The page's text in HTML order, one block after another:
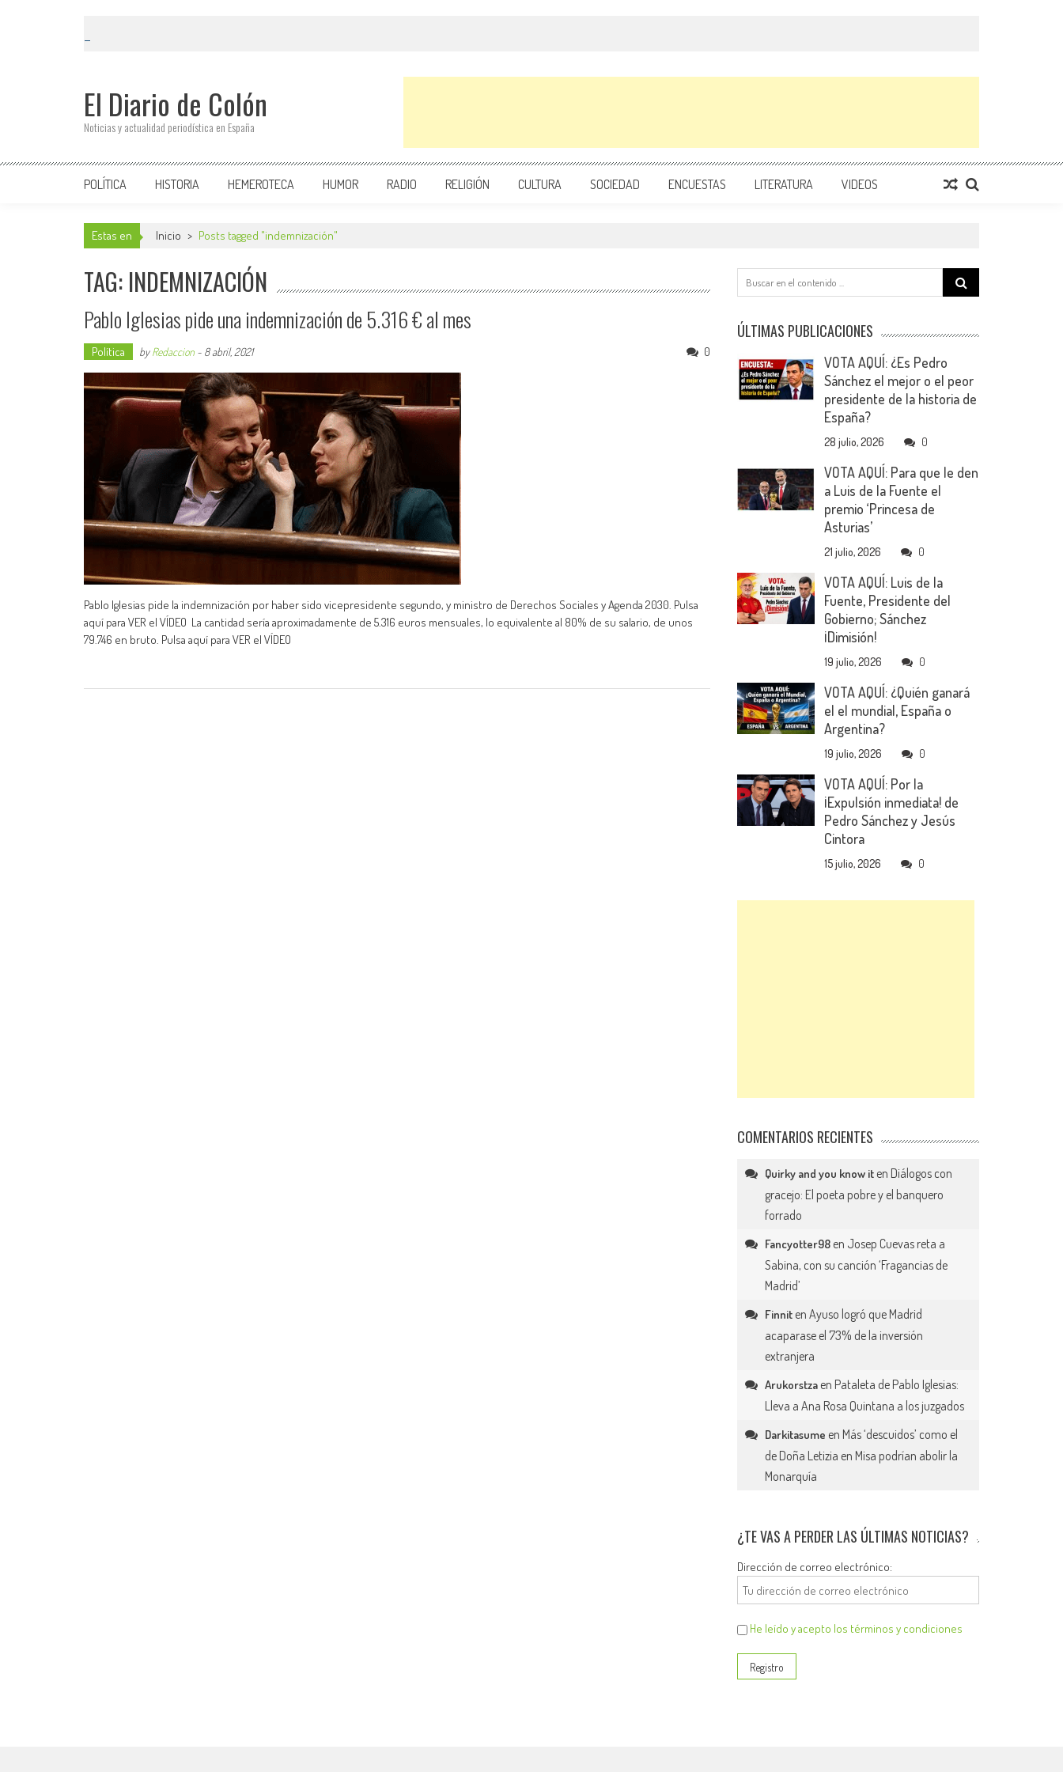
El Diario de Colón
Noticias y actualidad periodística en España
POLÍTICA HISTORIA HEMEROTECA HUMOR RADIO RELIGIÓN CULTURA SOCIEDAD ENCUESTAS LITERATURA VIDEOS
Estas en Inicio > Posts tagged "indemnización"
TAG: INDEMNIZACIÓN
Pablo Iglesias pide una indemnización de 5.316 € al mes
Política byRedaccion - 8 abril, 2021 0
Pablo Iglesias pide la indemnización por haber sido vicepresidente segundo, y ministro de Derechos Sociales y Agenda 2030. Pulsa
aquí para VER el VÍDEO La cantidad sería aproximadamente de 5.316 euros mensuales, lo equivalente al 80% de su salario, de unos
79.746 en bruto. Pulsa aquí para VER el VÍDEO
Search
for:
ÚLTIMAS PUBLICACIONES
VOTA AQUÍ: ¿Es Pedro
Sánchez el mejor o el peor
presidente de la historia de
España?
28 julio, 2026 0
VOTA AQUÍ: Para que le den
a Luis de la Fuente el
premio ‘Princesa de
Asturias’
21 julio, 2026 0
VOTA AQUÍ: Luis de la
Fuente, Presidente del
Gobierno; Sánchez
¡Dimisión!
19 julio, 2026 0
VOTA AQUÍ: ¿Quién ganará
el el mundial, España o
Argentina?
19 julio, 2026 0
VOTA AQUÍ: Por la
¡Expulsión inmediata! de
Pedro Sánchez y Jesús
Cintora
15 julio, 2026 0
COMENTARIOS RECIENTES
Quirky and you know it en Diálogos con
gracejo: El poeta pobre y el banquero
forrado
Fancyotter98 en Josep Cuevas reta a
Sabina, con su canción ‘Fragancias de
Madrid’
Finnit enAyuso logró que Madrid
acaparase el 73% de la inversión
extranjera
Arukorstza en Pataleta de Pablo Iglesias:
Lleva a Ana Rosa Quintana a los juzgados
Darkitasume en Más ‘descuidos’ como el
de Doña Letizia en Misa podrían abolir la
Monarquía
¿TE VAS A PERDER LAS ÚLTIMAS NOTICIAS?
Dirección de correo electrónico:
He leído y acepto los términos y condiciones